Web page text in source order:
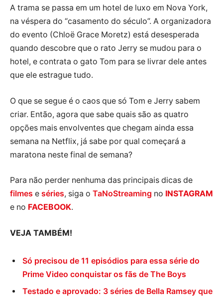
A trama se passa em um hotel de luxo em Nova York,
na véspera do “casamento do século”. A organizadora
do evento (Chloë Grace Moretz) está desesperada
quando descobre que o rato Jerry se mudou para o
hotel, e contrata o gato Tom para se livrar dele antes
que ele estrague tudo.
O que se segue é o caos que só Tom e Jerry sabem
criar. Então, agora que sabe quais são as quatro
opções mais envolventes que chegam ainda essa
semana na Netflix, já sabe por qual começará a
maratona neste final de semana?
Para não perder nenhuma das principais dicas de
filmes e séries, siga o TaNoStreaming no INSTAGRAM
e no FACEBOOK.
VEJA TAMBÉM!
Só precisou de 11 episódios para essa série do
Prime Video conquistar os fãs de The Boys
Testado e aprovado: 3 séries de Bella Ramsey que